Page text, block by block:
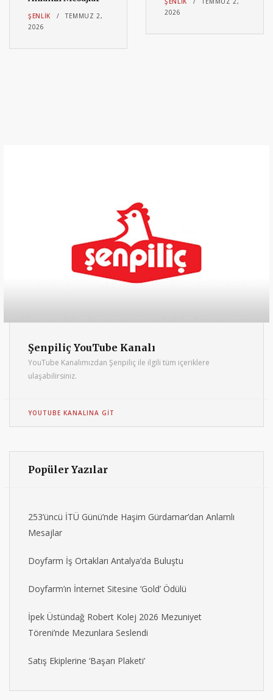
ŞENLIK
TEMMUZ 2,
2026
2026
Şenpiliç YouTube Kanalı
YouTube Kanalımızdan Şenpiliç ile ilgili tüm içeriklere
ulaşabilirsiniz.
YOUTUBE KANALINA GIT
Popüler Yazılar
253’üncü İTÜ Günü’nde Haşim Gürdamar’dan Anlamlı
Mesajlar
Doyfarm İş Ortakları Antalya’da Buluştu
Doyfarm’ın İnternet Sitesine ‘Gold’ Ödülü
İpek Üstündağ Robert Kolej 2026 Mezuniyet
Töreni’nde Mezunlara Seslendi
Satış Ekiplerine ‘Başarı Plaketi’